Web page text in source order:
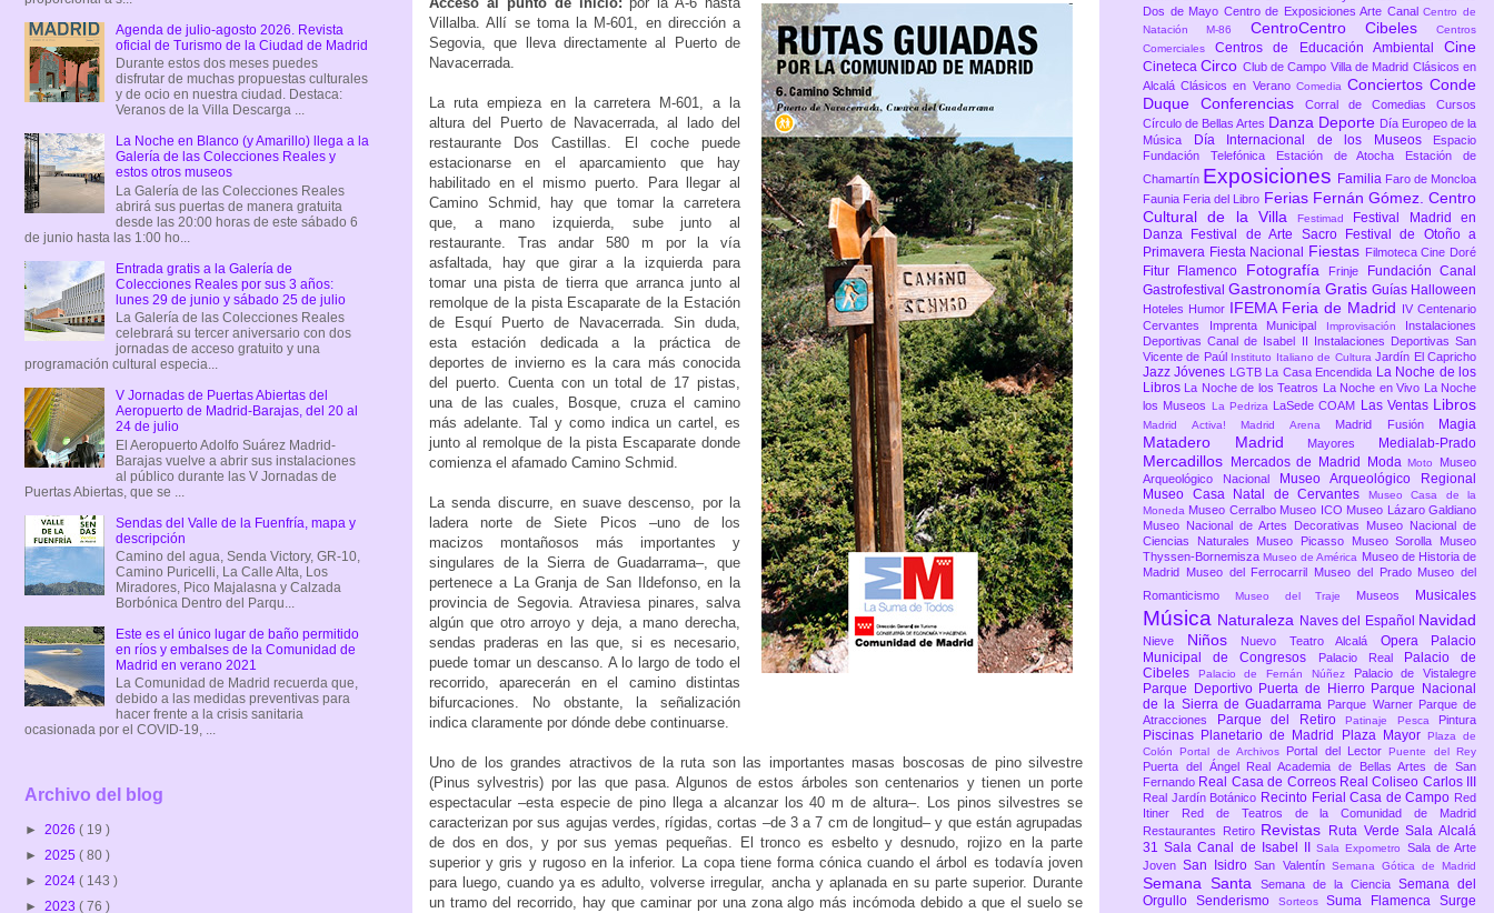
Villalba. Allí se toma la M-601, en dirección a
Segovia, que lleva directamente al Puerto de
Navacerrada.
La ruta empieza en la carretera M-601, a la
altura del Puerto de Navacerrada, al lado del
restaurante Dos Castillas. El coche puede
estacionarse en el aparcamiento que hay
habilitado en el mismo puerto. Para llegar al
Camino Schmid, hay que tomar la carretera
que, a mano izquierda, sube junto al
restaurante. Tras andar 580 m por la vía
asfaltada, hay que girar a la izquierda para
tomar una pista de tierra que arranca junto al
remolque de la pista Escaparate de la Estación
de Esquí Puerto de Navacerrada. Sin duda,
esta estación dedicada a la práctica de
deportes de invierno es la cara más conocida
del puerto. Cuenta con un total de 17 pistas,
una de las cuales, Bosque, cruza el camino
más adelante. Tal y como indica un cartel, es
junto al remolque de la pista Escaparate donde
comienza el afamado Camino Schmid.
La senda discurre, en suave descenso, por la
ladera norte de Siete Picos –uno de los
macizos montañosos más importantes y
singulares de la Sierra de Guadarrama–, que
pertenece a La Granja de San Ildefonso, en la
provincia de Segovia. Atraviesa pinares, salva
algún que otro arroyo y deja, a mano derecha,
sendas praderas en las que, si es necesario,
puede tomar un descanso. A lo largo de todo el
recorrido, aparecerán en el camino distintas
bifurcaciones. No obstante, la señalización
indica claramente por dónde debe continuarse.
Uno de los grandes atractivos de la ruta son las importantes masas boscosas de pino silvestre
(Pinus sylvestris) por las que pasa. Algunos de estos árboles son centenarios y tienen un porte
espectacular –esta especie de pino llega a alcanzar los 40 m de altura–. Los pinos silvestres se
caracterizan por sus agujas verdes, rígidas, cortas –de 3 a 7 cm de longitud– y que están agrupadas
de dos en dos, y por sus yemas pequeñas. El tronco es esbelto y desnudo, rojizo en la parte
superior y gris y rugoso en la inferior. La copa tiene forma cónica cuando el árbol es todavía joven
para luego, cuando ya es adulto, volverse irregular, ancha y aplanada en su parte superior. Durante
un tramo del recorrido, hay que caminar por una zona algo más incómoda debido a que el suelo se
Agenda de julio-agosto 2026. Revista
oficial de Turismo de la Ciudad de Madrid
Durante estos dos meses puedes
disfrutar de muchas propuestas culturales
y de ocio en nuestra ciudad. Destaca:
Veranos de la Villa Descarga ...
La Noche en Blanco (y Amarillo) llega a la
Galería de las Colecciones Reales y
estos otros museos
La Galería de las Colecciones Reales
abrirá sus puertas de manera gratuita
desde las 20:00 horas de este sábado 6
de junio hasta las 1:00 ho...
Entrada gratis a la Galería de
Colecciones Reales por sus 3 años:
lunes 29 de junio y sábado 25 de julio
La Galería de las Colecciones Reales
celebrará su tercer aniversario con dos
jornadas de acceso gratuito y una
programación cultural especia...
V Jornadas de Puertas Abiertas del
Aeropuerto de Madrid-Barajas, del 20 al
24 de julio
El Aeropuerto Adolfo Suárez Madrid-
Barajas vuelve a abrir sus instalaciones
al público durante las V Jornadas de
Puertas Abiertas, que se ...
Sendas del Valle de la Fuenfría, mapa y
descripción
Camino del agua, Senda Victory, GR-10,
Camino Puricelli, La Calle Alta, Los
Miradores, Pico Majalasna y Calzada
Borbónica Dentro del Parqu...
Este es el único lugar de baño permitido
en ríos y embalses de la Comunidad de
Madrid en verano 2021
La Comunidad de Madrid recuerda que,
debido a las medidas preventivas para
hacer frente a la crisis sanitaria
ocasionada por el COVID-19, ...
Archivo del blog
► 2026 ( 19 )
► 2025 ( 80 )
► 2024 ( 143 )
► 2023 ( 76 )
Dos de Mayo Centro de Exposiciones Arte CanalCentro de
Natación M-86 CentroCentro Cibeles
Centros
ComercialesCentros de Educación AmbientalCine
CinetecaCirco Club de Campo Villa de Madrid Clásicos en
AlcaláClásicos en Verano Comedia ConciertosConde
Duque Conferencias Corral de Comedias Cursos
Círculo de Bellas Artes Danza Deporte Día Europeo de la
Música
Día Internacional de los Museos
Espacio
Fundación Telefónica
Estación de Atocha
Estación de
Chamartín Exposiciones Familia Faro de Moncloa
Faunia Feria del Libro Ferias Fernán Gómez. Centro
Cultural de la VillaFestimad
Festival Madrid en
Danza
Festival de Arte Sacro
Festival de Otoño a
Primavera Fiesta Nacional Fiestas Filmoteca Cine Doré
Fitur Flamenco Fotografía Frinje
Fundación Canal
Gastrofestival Gastronomía Gratis Guías Halloween
Hoteles Humor IFEMA Feria de Madrid
IV Centenario
Cervantes
Imprenta Municipal Improvisación
Instalaciones
Deportivas Canal de Isabel II
Instalaciones Deportivas San
Vicente de Paúl
Instituto Italiano de CulturaJardín El Capricho
JazzJóvenes LGTB La Casa Encendida La Noche de los
Libros
La Noche de los Teatros La Noche en Vivo
La Noche
los Museos
La Pedriza LaSede COAM Las Ventas Libros
Madrid Activa! Madrid Arena Madrid Fusión Magia
Matadero Madrid Mayores Medialab-Prado
Mercadillos Mercados de Madrid ModaMoto Museo
Arqueológico Nacional
Museo Arqueológico Regional
Museo Casa Natal de Cervantes
Museo Casa de la
Moneda Museo Cerralbo Museo ICO Museo Lázaro Galdiano
Museo Nacional de Artes Decorativas Museo Nacional de
Ciencias Naturales Museo Picasso Museo Sorolla Museo
Thyssen-BornemiszaMuseo de América Museo de Historia de
Madrid
Museo del Ferrocarril Museo del Prado Museo del
Romanticismo
Museo del Traje Museos Musicales
Música Naturaleza Naves del Español Navidad
Nieve Niños Nuevo Teatro Alcalá Opera
Palacio
Municipal de Congresos
Palacio Real
Palacio de
Cibeles
Palacio de Fernán Núñez Palacio de Vistalegre
Parque Deportivo Puerta de Hierro Parque Nacional
de la Sierra de Guadarrama Parque Warner Parque de
Atracciones
Parque del Retiro Patinaje Pesca Pintura
Piscinas Planetario de Madrid Plaza Mayor
Plaza de
Colón Portal de Archivos Portal del LectorPuente del Rey
Puerta del Ángel
Real Academia de Bellas Artes de San
Fernando Real Casa de Correos Real Coliseo Carlos III
Real Jardín Botánico Recinto Ferial Casa de Campo Red
Itiner
Red de Teatros de la Comunidad de Madrid
Restaurantes
Retiro Revistas Ruta VerdeSala Alcalá
31Sala Canal de Isabel IISala Expometro Sala de Arte
JovenSan IsidroSan Valentín Semana Gótica de Madrid
Semana Santa Semana de la Ciencia Semana del
Orgullo Senderismo SorteosSuma FlamencaSurge